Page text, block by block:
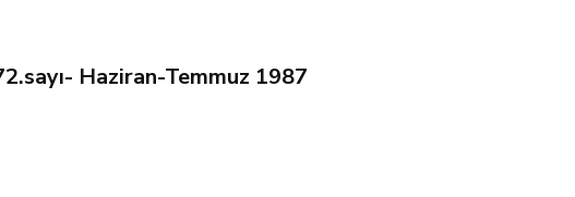
Haziran-Temmuz 1987